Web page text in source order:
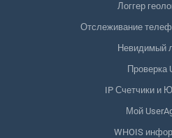
Логгер
Отслеживание
Невидимый
Проверка
IP Счетчики и
Мой
WHOIS